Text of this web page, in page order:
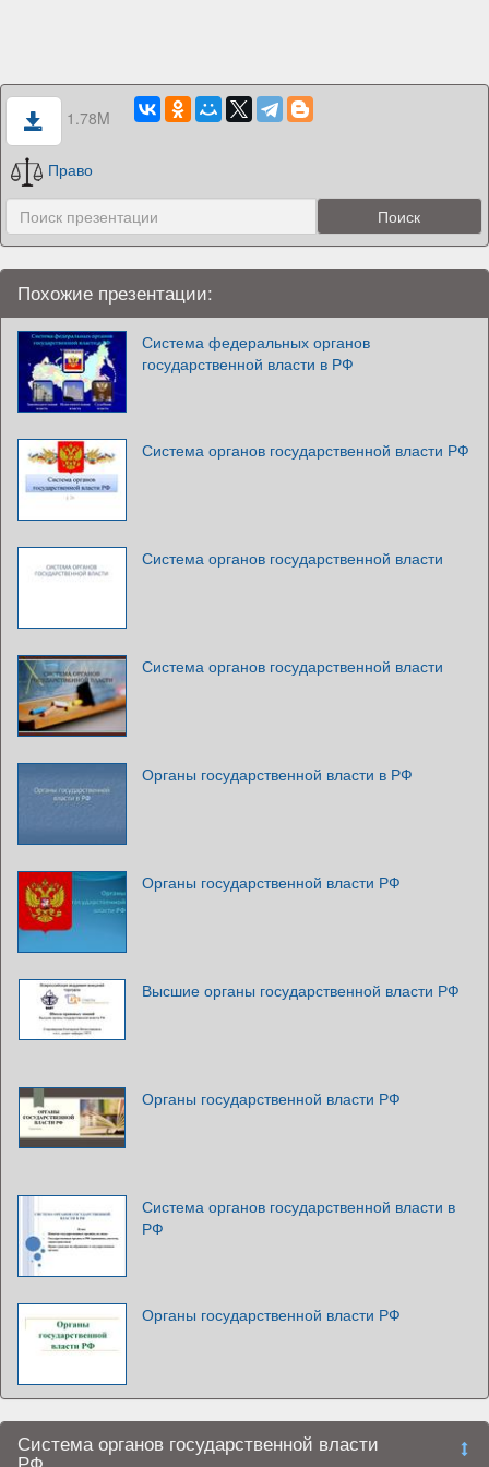
1.78M
Право
Похожие презентации:
Система федеральных органов
государственной власти в РФ
Система органов государственной власти РФ
Система органов государственной власти
Система органов государственной власти
Органы государственной власти в РФ
Органы государственной власти РФ
Высшие органы государственной власти РФ
Органы государственной власти РФ
Система органов государственной власти в
РФ
Органы государственной власти РФ
Система органов государственной власти